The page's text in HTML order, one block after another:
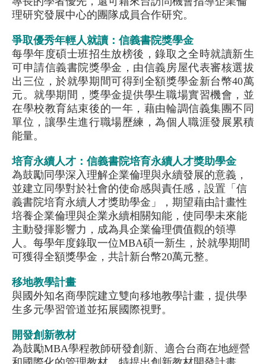
理研究發展中心的團隊成員合作研究。
爭取優秀年輕人就讀：信義書院獎學金
每學年度碩士班招生放榜後，錄取之全時就讀新生
可申請信義書院獎學金，由信義房屋代表審核選拔
出三位，於就學期間可得到全額獎學金新台幣40萬
元。就學期間，獎學金提供學生職場實習機會，並
在學校教育結束後的一年，藉由輪調信義集團不同
單位，讓學生進行職場歷練，為個人職涯發展累積
能量。
培育永續人才：信義書院培育永續人才獎助學金
為鼓勵同學深入理解企業倫理與永續發展的意義，
並建立同學對於社會的使命感與責任感，設置「信
義書院培育永續人才獎助學金」，期望藉由計畫性
培養企業倫理與企業永續相關知能，使同學未來能
主動發揮影響力，成為具企業倫理價值觀的領導
人。每學年度錄取一位MBA碩一新生，於就學期間
可獲得全額獎學金，共計新台幣20萬元整。
移地教學計畫
與國外知名商學院建立雙向移地教學計畫，提供學
生多元學習管道並拓展國際視野。
開發創新教材
為鼓勵MBA學程教師研發創新、適合台商在地經營